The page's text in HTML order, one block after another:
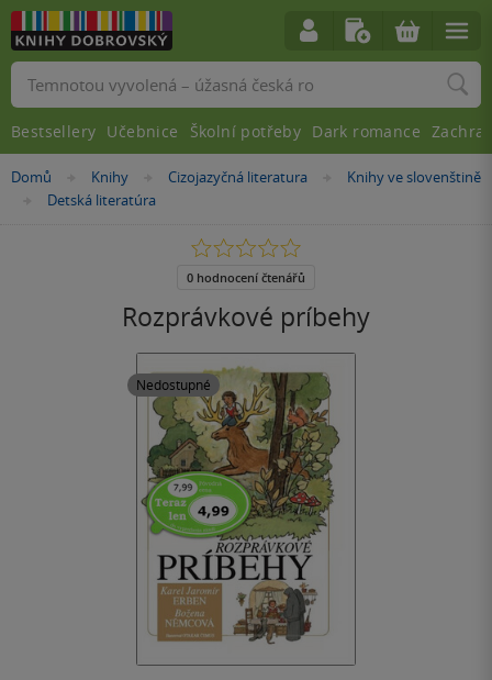
Nacházíte
Domů »Knihy »Cizojazyčná literatura »
Knihy ve slovenštině
»
Detská literatúra
Rozprávkové príbehy
Nedostupné
0.0
5
0 hodnocení čtenářů
Vyhledávání
Bestsellery Učebnice Školní potřeby Dark romance